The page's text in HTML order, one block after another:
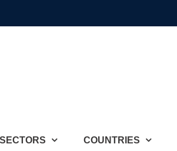
SECTORS COUNTRIES